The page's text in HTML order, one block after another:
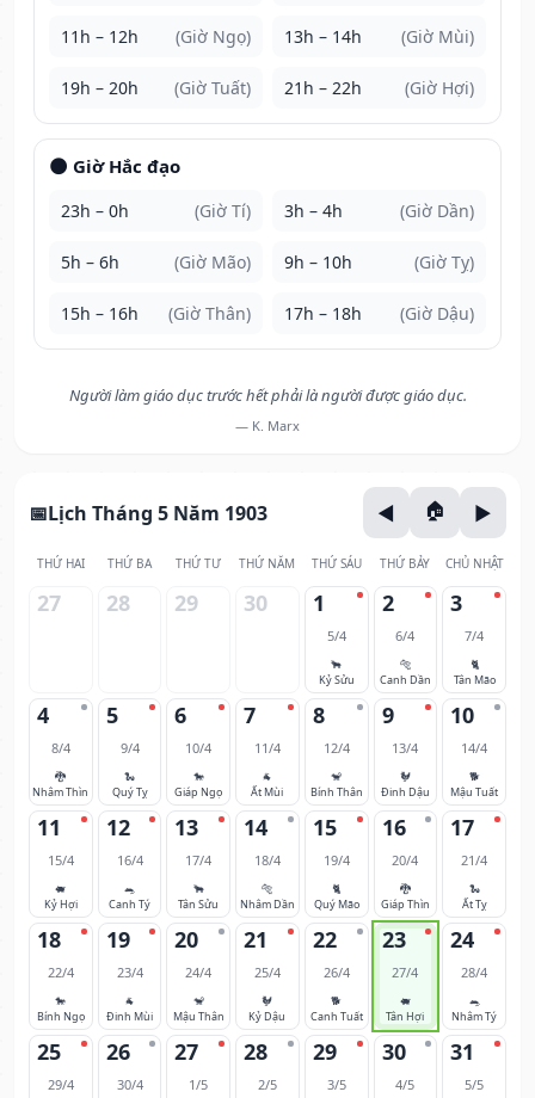
11h – 12h (Giờ Ngọ) 13h – 14h (Giờ Mùi)
19h – 20h (Giờ Tuất) 21h – 22h (Giờ Hợi)
🌑 Giờ Hắc đạo
23h – 0h (Giờ Tí) 3h – 4h (Giờ Dần)
5h – 6h (Giờ Mão) 9h – 10h (Giờ Tỵ)
15h – 16h (Giờ Thân) 17h – 18h (Giờ Dậu)
Người làm giáo dục trước hết phải là người được giáo dục.
— K. Marx
Lịch Tháng 5 Năm 1903
THỨ HAI THỨ BA THỨ TƯ THỨ NĂM THỨ SÁU THỨ BẢY CHỦ NHẬT
27 28 29 30 1
5/4
🐂
Kỷ Sửu
2
6/4
🐅
Canh Dần
3
7/4
🐈
Tân Mão
4
8/4
🐉
Nhâm Thìn
5
9/4
🐍
Quý Tỵ
6
10/4
🐎
Giáp Ngọ
7
11/4
🐐
Ất Mùi
8
12/4
🐒
Bính Thân
9
13/4
🐓
Đinh Dậu
10
14/4
🐕
Mậu Tuất
11
15/4
🐖
Kỷ Hợi
12
16/4
🐀
Canh Tý
13
17/4
🐂
Tân Sửu
14
18/4
🐅
Nhâm Dần
15
19/4
🐈
Quý Mão
16
20/4
🐉
Giáp Thìn
17
21/4
🐍
Ất Tỵ
18
22/4
🐎
Bính Ngọ
19
23/4
🐐
Đinh Mùi
20
24/4
🐒
Mậu Thân
21
25/4
🐓
Kỷ Dậu
22
26/4
🐕
Canh Tuất
23
27/4
🐖
Tân Hợi
24
28/4
🐀
Nhâm Tý
25
29/4
26
30/4
27
1/5
28
2/5
29
3/5
30
4/5
31
5/5